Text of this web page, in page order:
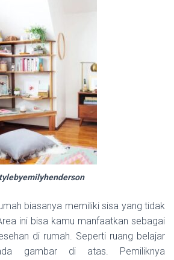
biasanya memiliki sisa yang tidak
ini bisa kamu manfaatkan sebagai
di rumah. Seperti ruang belajar
gambar di atas. Pemiliknya